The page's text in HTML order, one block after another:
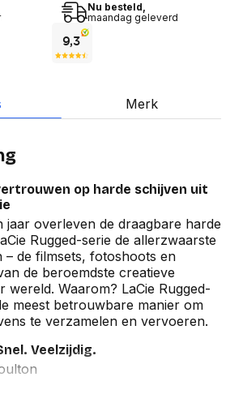
Nu besteld,
maandag geleverd
Merk
op harde schijven uit
jaar overleven de draagbare harde
Rugged-serie de allerzwaarste
– de filmsets, fotoshoots en
de beroemdste creatieve
wereld. Waarom? LaCie Rugged-
meest betrouwbare manier om
te verzamelen en vervoeren.
Veelzijdig.